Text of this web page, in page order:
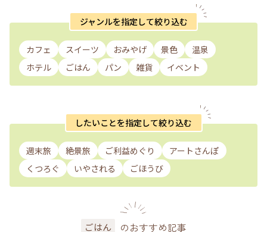
ジャンルを指定して絞り込む
カフェ スイーツ おみやげ 景色
温泉
ホテル
ごはん パン 雑貨 イベント
したいことを指定して絞り込む
週末旅 絶景旅 ご利益めぐり
アートさんぽ
くつろぐ
いやされる ごほうび
ごはん のおすすめ記事